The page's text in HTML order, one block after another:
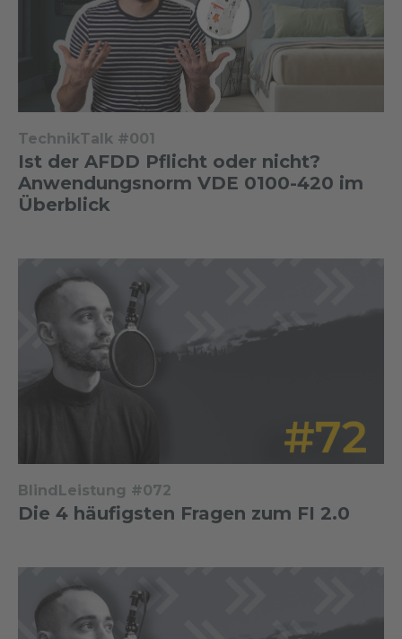
TechnikTalk #001
Ist der AFDD Pflicht oder nicht?
Anwendungsnorm VDE 0100-420 im
Überblick
BlindLeistung #072
Die 4 häufigsten Fragen zum FI 2.0